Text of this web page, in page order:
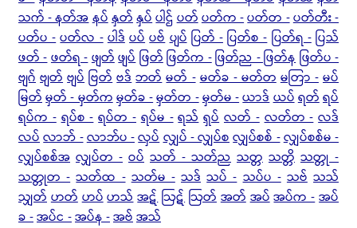
သက် - နတ်အနပ်နှတ်နှပ်ပါဌ်ပတ်ပတ်က -ပတ်တ -ပတ်တီး -
ပတ်ပ - ပတ်လ - ပါဒ် ပပ် ပဗ် ပျပ် ပြတ် - ပြတ်စ - ပြတ်ရ - ပြသ်
ဖတ် -ဖတ်ရ -ဖျတ်ဖျပ်ဖြတ်ဖြတ်က -ဖြတ်ည - ဖြတ်နဖြတ်ပ -
ဗျဂ် ဗျတ် ဗျပ် ဗြတ် ဗဒ် ဘတ် မတ် - မတ်ခ - မတ်တ မတြာ - မပ်
မြတ်မှတ် - မှတ်ကမှတ်ခ -မှတ်တ -မှတ်မ -ယာဒ်ယပ်ရတ်ရပ်
ရပ်က - ရပ်စ - ရပ်တ - ရပ်မ - ရသ် ရှပ် လတ် - လတ်တ - လဒ်
လပ်လာဘ် -လာဘ်ပ -လှပ်လျှပ် - လျှပ်စလျှပ်စစ် -လျှပ်စစ်မ -
လျှပ်စစ်အ လျှပ်တ - ဝပ် သတ် - သတ်ည သတ္တ သတ္တိ သတ္တု -
သတ္တုတ - သတ်ထ - သတ်မ - သဒ် သပ် - သပ်ပ - သဗ် သသ်
သျှတ်ဟတ်ဟပ်ဟသ်အဋ်ဩဋ်ဩတ်အတ်အပ်အပ်က -အပ်
ခ -အပ်င -အပ်န -အဗ်အသ်